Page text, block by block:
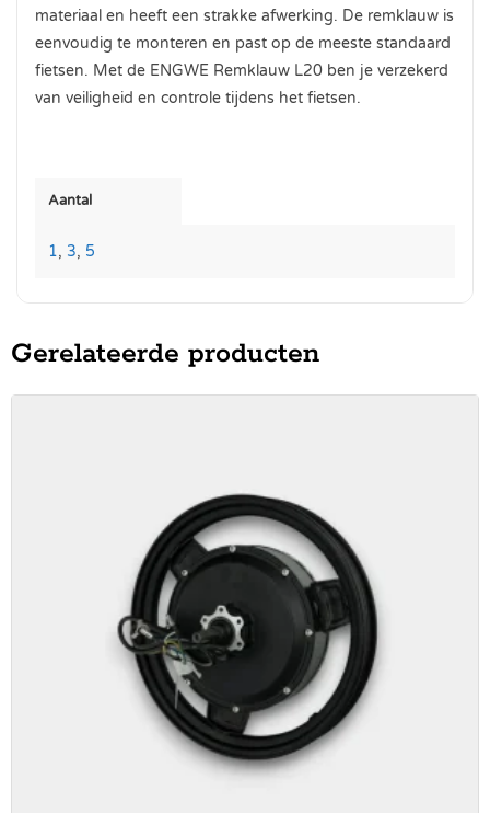
materiaal en heeft een strakke afwerking. De remklauw is
eenvoudig te monteren en past op de meeste standaard
fietsen. Met de ENGWE Remklauw L20 ben je verzekerd
van veiligheid en controle tijdens het fietsen.
Aantal
1, 3, 5
Gerelateerde producten